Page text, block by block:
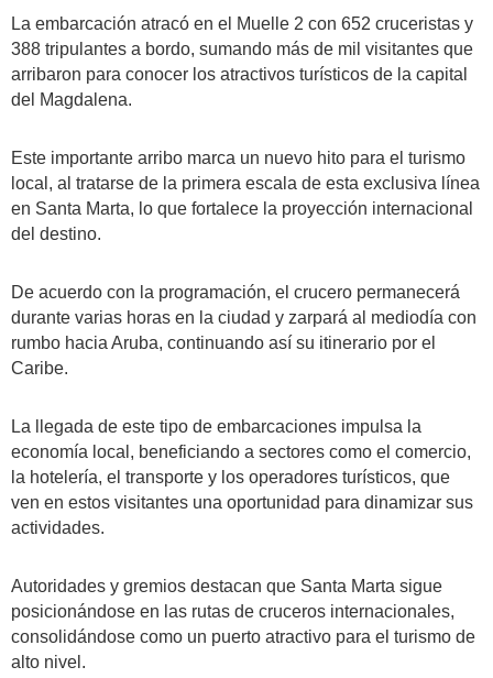
La embarcación atracó en el Muelle 2 con 652 cruceristas y
388 tripulantes a bordo, sumando más de mil visitantes que
arribaron para conocer los atractivos turísticos de la capital
del Magdalena.
Este importante arribo marca un nuevo hito para el turismo
local, al tratarse de la primera escala de esta exclusiva línea
en Santa Marta, lo que fortalece la proyección internacional
del destino.
De acuerdo con la programación, el crucero permanecerá
durante varias horas en la ciudad y zarpará al mediodía con
rumbo hacia Aruba, continuando así su itinerario por el
Caribe.
La llegada de este tipo de embarcaciones impulsa la
economía local, beneficiando a sectores como el comercio,
la hotelería, el transporte y los operadores turísticos, que
ven en estos visitantes una oportunidad para dinamizar sus
actividades.
Autoridades y gremios destacan que Santa Marta sigue
posicionándose en las rutas de cruceros internacionales,
consolidándose como un puerto atractivo para el turismo de
alto nivel.